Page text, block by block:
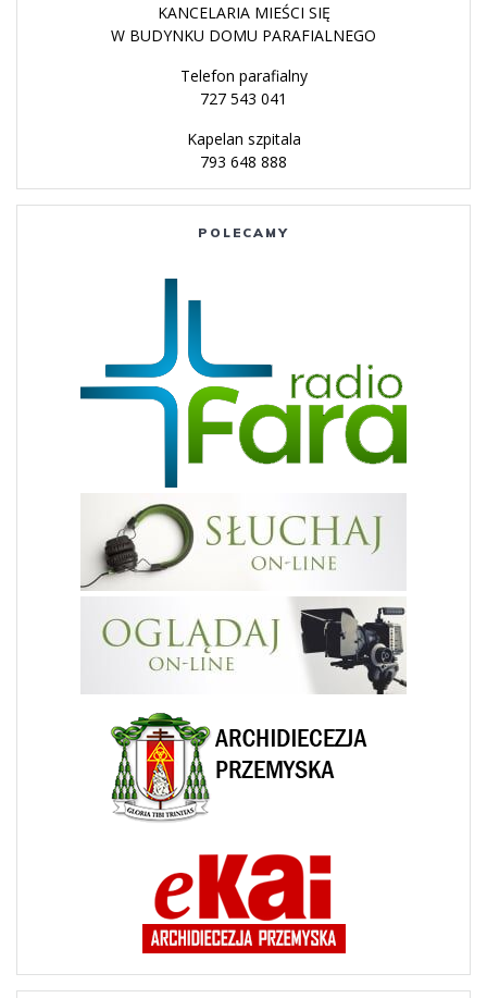
KANCELARIA MIEŚCI SIĘ
W BUDYNKU DOMU PARAFIALNEGO
Telefon parafialny
727 543 041
Kapelan szpitala
793 648 888
POLECAMY